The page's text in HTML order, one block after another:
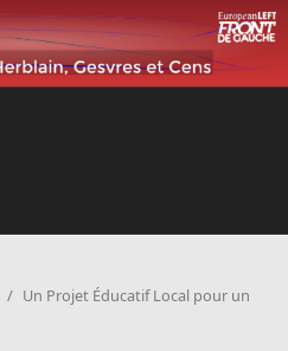
/ Un Projet Éducatif Local pour un